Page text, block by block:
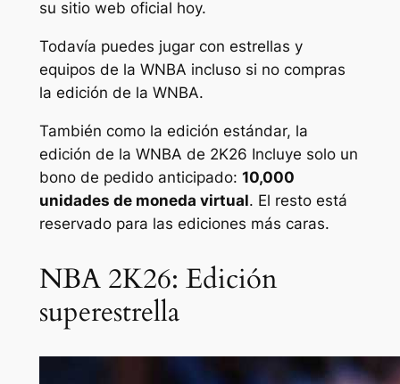
su sitio web oficial hoy.
Todavía puedes jugar con estrellas y
equipos de la WNBA incluso si no compras
la edición de la WNBA.
También como la edición estándar, la
edición de la WNBA de 2K26 Incluye solo un
bono de pedido anticipado: 10,000
unidades de moneda virtual. El resto está
reservado para las ediciones más caras.
NBA 2K26: Edición
superestrella